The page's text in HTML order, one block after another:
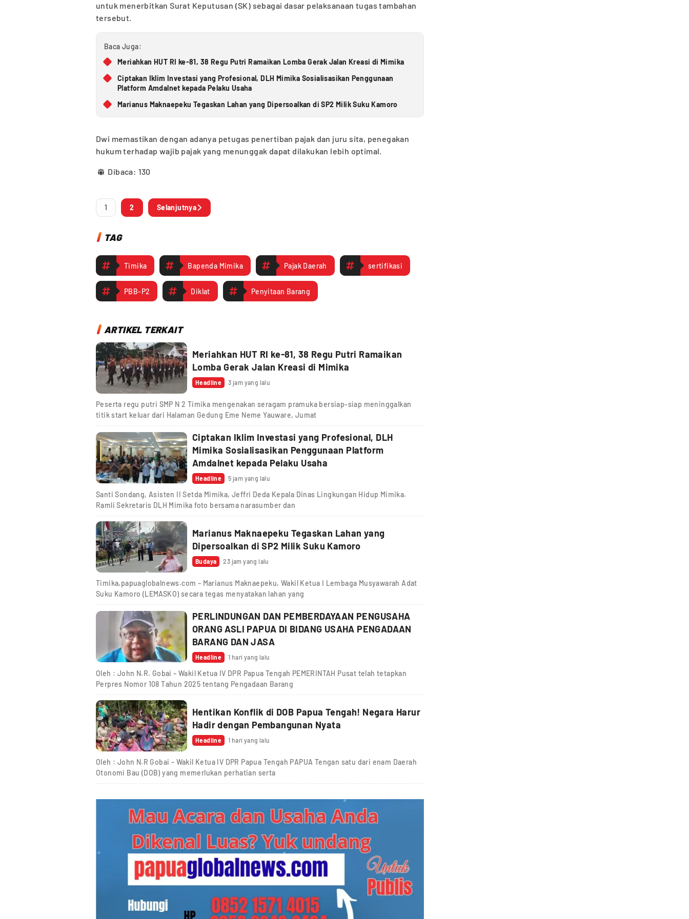
untuk menerbitkan Surat Keputusan (SK) sebagai dasar pelaksanaan tugas tambahan
tersebut.
Baca Juga:
Meriahkan HUT RI ke-81, 38 Regu Putri Ramaikan Lomba Gerak Jalan Kreasi di Mimika
Ciptakan Iklim Investasi yang Profesional, DLH Mimika Sosialisasikan Penggunaan
Platform Amdalnet kepada Pelaku Usaha
Marianus Maknaepeku Tegaskan Lahan yang Dipersoalkan di SP2 Milik Suku Kamoro
Dwi memastikan dengan adanya petugas penertiban pajak dan juru sita, penegakan
hukum terhadap wajib pajak yang menunggak dapat dilakukan lebih optimal.
Dibaca: 130
1 2 Selanjutnya
TAG
Timika Bapenda Mimika Pajak Daerah sertifikasi
PBB-P2 Diklat Penyitaan Barang
ARTIKEL TERKAIT
Meriahkan HUT RI ke-81, 38 Regu Putri Ramaikan
Lomba Gerak Jalan Kreasi di Mimika
Headline 3 jam yang lalu
Peserta regu putri SMP N 2 Timika mengenakan seragam pramuka bersiap-siap meninggalkan
titik start keluar dari Halaman Gedung Eme Neme Yauware, Jumat
Ciptakan Iklim Investasi yang Profesional, DLH
Mimika Sosialisasikan Penggunaan Platform
Amdalnet kepada Pelaku Usaha
Headline 5 jam yang lalu
Santi Sondang, Asisten II Setda Mimika, Jeffri Deda Kepala Dinas Lingkungan Hidup Mimika.
Ramli Sekretaris DLH Mimika foto bersama narasumber dan
Marianus Maknaepeku Tegaskan Lahan yang
Dipersoalkan di SP2 Milik Suku Kamoro
Budaya 23 jam yang lalu
Timika,papuaglobalnews.com – Marianus Maknaepeku, Wakil Ketua I Lembaga Musyawarah Adat
Suku Kamoro (LEMASKO) secara tegas menyatakan lahan yang
PERLINDUNGAN DAN PEMBERDAYAAN PENGUSAHA
ORANG ASLI PAPUA DI BIDANG USAHA PENGADAAN
BARANG DAN JASA
Headline 1 hari yang lalu
Oleh : John N.R. Gobai – Wakil Ketua IV DPR Papua Tengah PEMERINTAH Pusat telah tetapkan
Perpres Nomor 108 Tahun 2025 tentang Pengadaan Barang
Hentikan Konflik di DOB Papua Tengah! Negara Harur
Hadir dengan Pembangunan Nyata
Headline 1 hari yang lalu
Oleh : John N.R Gobai – Wakil Ketua IV DPR Papua Tengah PAPUA Tengan satu dari enam Daerah
Otonomi Bau (DOB) yang memerlukan perhatian serta